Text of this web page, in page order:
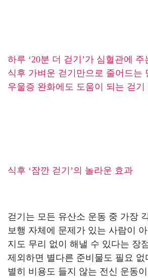
공
개
과
게
시
판
모
아
하루 ‘20분 더 걷기’가 심혈관에
식후 가벼운 걷기만으로 줄어드는
우울증 완화에도 도움이 되는 걷기
식후 ‘잠깐 걷기’의 놀라운 효과
걷기는 모든 유산소 운동 중 가장
보행 자체에 문제가 있는 사람이
지도 무리 없이 해낼 수 있다는 장
제외하면 별다른 준비물도 필요 없
별히 비용도 들지 않는 전신 운동